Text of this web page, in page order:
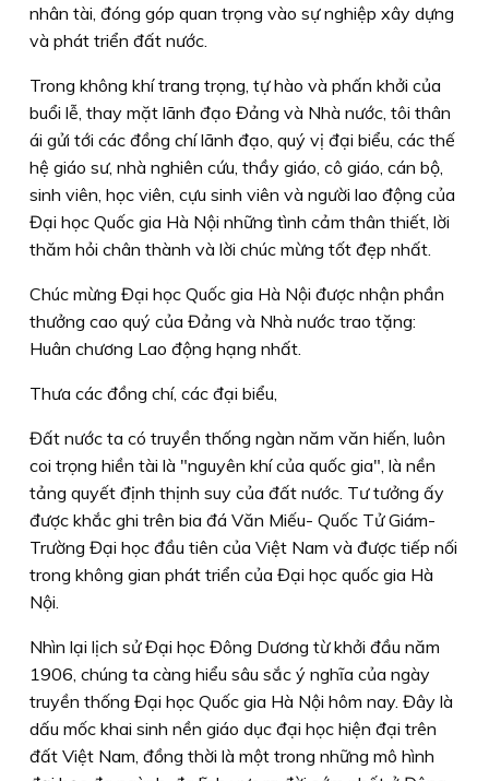
nhân tài, đóng góp quan trọng vào sự nghiệp xây dựng
và phát triển đất nước.
Trong không khí trang trọng, tự hào và phấn khởi của
buổi lễ, thay mặt lãnh đạo Đảng và Nhà nước, tôi thân
ái gửi tới các đồng chí lãnh đạo, quý vị đại biểu, các thế
hệ giáo sư, nhà nghiên cứu, thầy giáo, cô giáo, cán bộ,
sinh viên, học viên, cựu sinh viên và người lao động của
Đại học Quốc gia Hà Nội những tình cảm thân thiết, lời
thăm hỏi chân thành và lời chúc mừng tốt đẹp nhất.
Chúc mừng Đại học Quốc gia Hà Nội được nhận phần
thưởng cao quý của Đảng và Nhà nước trao tặng:
Huân chương Lao động hạng nhất.
Thưa các đồng chí, các đại biểu,
Đất nước ta có truyền thống ngàn năm văn hiến, luôn
coi trọng hiền tài là "nguyên khí của quốc gia", là nền
tảng quyết định thịnh suy của đất nước. Tư tưởng ấy
được khắc ghi trên bia đá Văn Miếu- Quốc Tử Giám-
Trường Đại học đầu tiên của Việt Nam và được tiếp nối
trong không gian phát triển của Đại học quốc gia Hà
Nội.
Nhìn lại lịch sử Đại học Đông Dương từ khởi đầu năm
1906, chúng ta càng hiểu sâu sắc ý nghĩa của ngày
truyền thống Đại học Quốc gia Hà Nội hôm nay. Đây là
dấu mốc khai sinh nền giáo dục đại học hiện đại trên
đất Việt Nam, đồng thời là một trong những mô hình